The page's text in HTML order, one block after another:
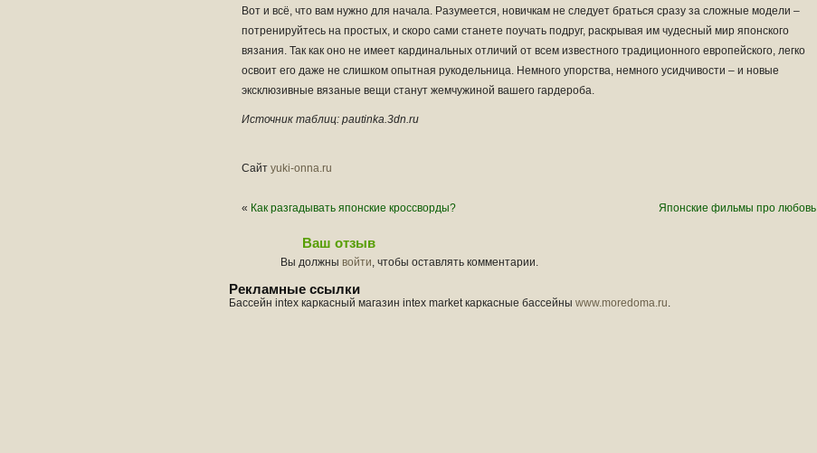
Вот и всё, что вам нужно для начала. Разумеется, новичкам не следует браться сразу за сложные модели –
потренируйтесь на простых, и скоро сами станете поучать подруг, раскрывая им чудесный мир японского
вязания. Так как оно не имеет кардинальных отличий от всем известного традиционного европейского, легко
освоит его даже не слишком опытная рукодельница. Немного упорства, немного усидчивости – и новые
эксклюзивные вязаные вещи станут жемчужиной вашего гардероба.
Источник таблиц: pautinka.3dn.ru
Сайт yuki-onna.ru
« Как разгадывать японские кроссворды? Японские фильмы про любовь
Ваш отзыв
Вы должны войти, чтобы оставлять комментарии.
Рекламные ссылки
Бассейн intex каркасный магазин intex market каркасные бассейны www.moredoma.ru.